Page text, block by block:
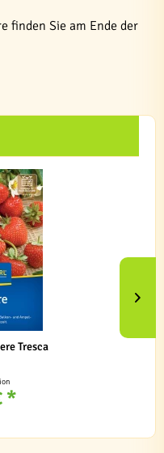
finden Sie am Ende der
Tresca
*